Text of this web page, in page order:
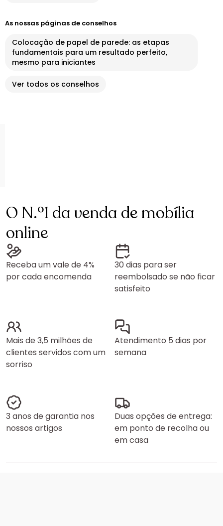
As nossas páginas de conselhos
Colocação de papel de parede: as etapas
fundamentais para um resultado perfeito,
mesmo para iniciantes
Ver todos os conselhos
O N.º1 da venda de mobília
online
Receba um vale de 4%
por cada encomenda
30 dias para ser
reembolsado se não ficar
satisfeito
Mais de 3,5 milhões de
clientes servidos com um
sorriso
Atendimento 5 dias por
semana
3 anos de garantia nos
nossos artigos
Duas opções de entrega:
em ponto de recolha ou
em casa